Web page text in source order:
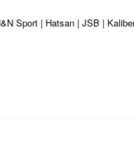
| Hatsan | JSB |